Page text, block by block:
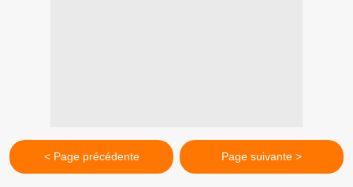
< Page précédente Page suivante >